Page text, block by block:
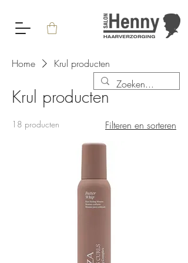
Home Krul producten
Krul producten
18 producten Filteren en sorteren